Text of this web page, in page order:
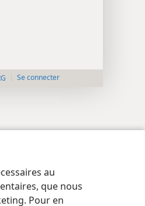
au
que nous
Pour en
Se connecter